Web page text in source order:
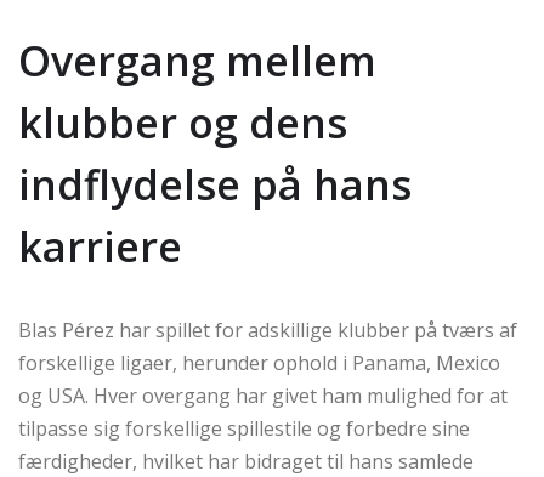
Overgang mellem
klubber og dens
indflydelse på hans
karriere
Blas Pérez har spillet for adskillige klubber på tværs af
forskellige ligaer, herunder ophold i Panama, Mexico
og USA. Hver overgang har givet ham mulighed for at
tilpasse sig forskellige spillestile og forbedre sine
færdigheder, hvilket har bidraget til hans samlede